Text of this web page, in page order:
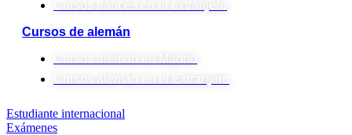
Cursos de alemán
Cursos alemán en Madrid
Cursos alemán en el Extranjero
Estudiante internacional
Exámenes